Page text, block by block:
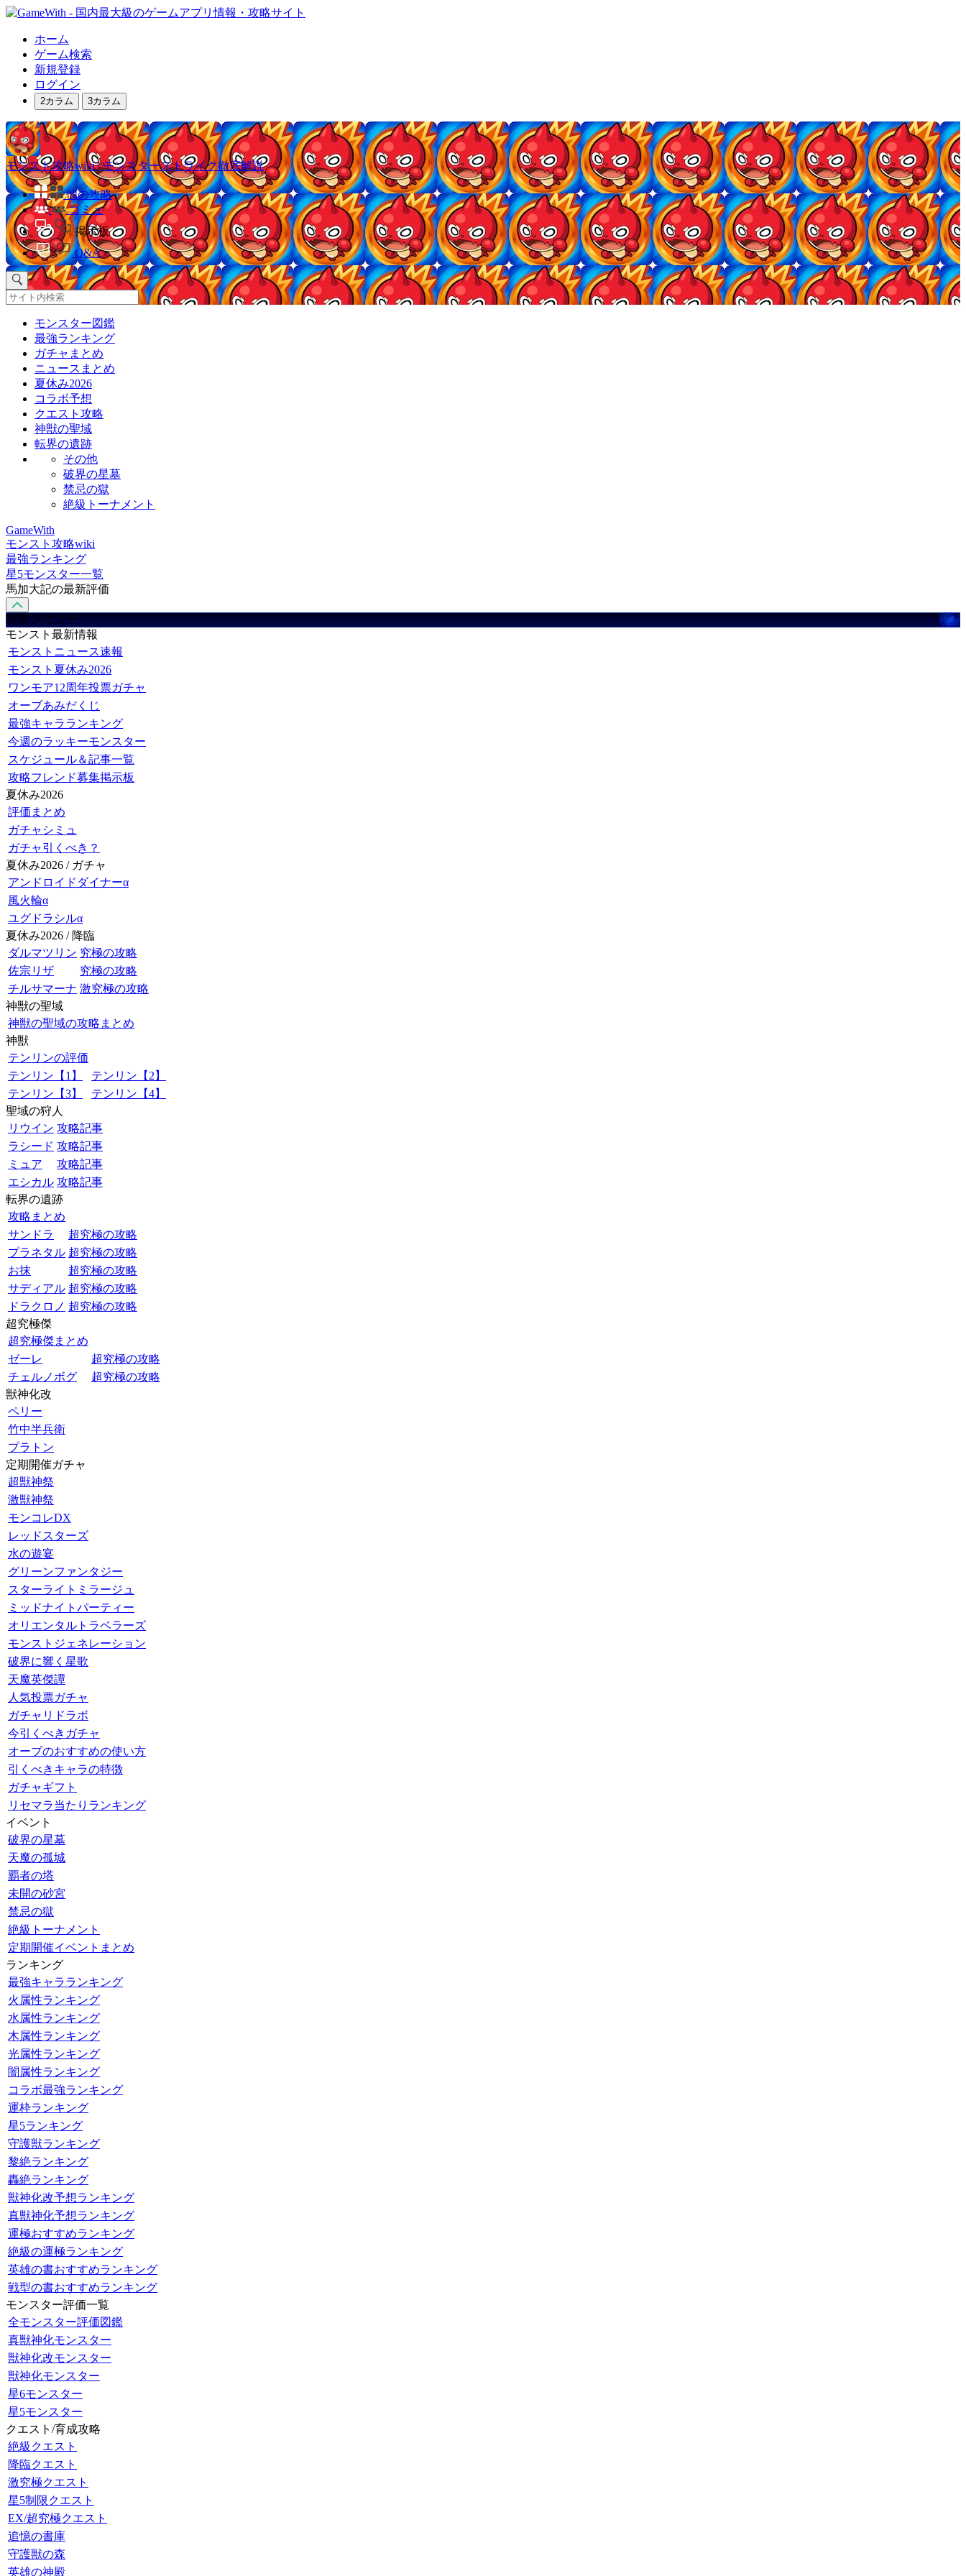
ホーム
ゲーム検索
新規登録
ログイン
2カラム 3カラム
モンスト攻略wiki | モンスターストライク徹底解説
他の攻略
コミュ
掲示板
Q&A
モンスター図鑑
最強ランキング
ガチャまとめ
ニュースまとめ
夏休み2026
コラボ予想
クエスト攻略
神獣の聖域
転界の遺跡
その他
破界の星墓
禁忌の獄
絶級トーナメント
GameWith
モンスト攻略wiki
最強ランキング
星5モンスター一覧
馬加大記の最新評価
攻略 メニュー
モンスト最新情報
モンストニュース速報
モンスト夏休み2026
ワンモア12周年投票ガチャ
オーブあみだくじ
最強キャラランキング
今週のラッキーモンスター
スケジュール＆記事一覧
攻略フレンド募集掲示板
夏休み2026
評価まとめ
ガチャシミュ
ガチャ引くべき？
夏休み2026 / ガチャ
アンドロイドダイナーα
風火輪α
ユグドラシルα
夏休み2026 / 降臨
ダルマツリン 究極の攻略
佐宗リザ
究極の攻略
チルサマーナ 激究極の攻略
神獣の聖域
神獣の聖域の攻略まとめ
神獣
テンリンの評価
テンリン【1】
テンリン【2】
テンリン【3】
テンリン【4】
聖域の狩人
リウイン 攻略記事
ラシード 攻略記事
ミュア
攻略記事
エシカル 攻略記事
転界の遺跡
攻略まとめ
サンドラ
超究極の攻略
プラネタル 超究極の攻略
お抹
超究極の攻略
サディアル 超究極の攻略
ドラクロノ 超究極の攻略
超究極傑
超究極傑まとめ
ゼーレ
超究極の攻略
チェルノボグ
超究極の攻略
獣神化改
ペリー
竹中半兵衛
プラトン
定期開催ガチャ
超獣神祭
激獣神祭
モンコレDX
レッドスターズ
水の遊宴
グリーンファンタジー
スターライトミラージュ
ミッドナイトパーティー
オリエンタルトラベラーズ
モンストジェネレーション
破界に響く星歌
天魔英傑譚
人気投票ガチャ
ガチャリドラボ
今引くべきガチャ
オーブのおすすめの使い方
引くべきキャラの特徴
ガチャギフト
リセマラ当たりランキング
イベント
破界の星墓
天魔の孤城
覇者の塔
未開の砂宮
禁忌の獄
絶級トーナメント
定期開催イベントまとめ
ランキング
最強キャラランキング
火属性ランキング
水属性ランキング
木属性ランキング
光属性ランキング
闇属性ランキング
コラボ最強ランキング
運枠ランキング
星5ランキング
守護獣ランキング
黎絶ランキング
轟絶ランキング
獣神化改予想ランキング
真獣神化予想ランキング
運極おすすめランキング
絶級の運極ランキング
英雄の書おすすめランキング
戦型の書おすすめランキング
モンスター評価一覧
全モンスター評価図鑑
真獣神化モンスター
獣神化改モンスター
獣神化モンスター
星6モンスター
星5モンスター
クエスト/育成攻略
絶級クエスト
降臨クエスト
激究極クエスト
星5制限クエスト
EX/超究極クエスト
追憶の書庫
守護獣の森
英雄の神殿